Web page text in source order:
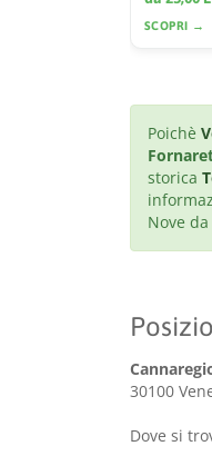
SCOPRI →
Poichè
storica
Nove da
30100
Dove si